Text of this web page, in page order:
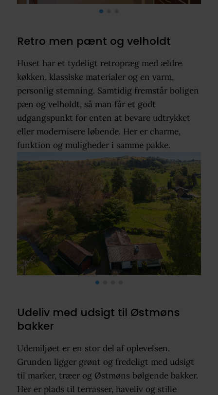
Retro men pænt og velholdt
Huset har et tydeligt retropræg med ældre
køkken, klassiske materialer og en varm,
personlig stemning. Samtidig fremstår boligen
pæn og velholdt, så man får et godt
udgangspunkt for enten at bevare udtrykket
eller modernisere løbende. Her er charme,
funktion og muligheder i samme pakke.
Udeliv med udsigt til Østmøns
bakker
Udemiljøet er en stor del af oplevelsen.
Grunden ligger grønt og fredeligt med udsigt
til marker, træer og Østmøns bølgende bakker.
Her er plads til terrasser, haveliv og stille